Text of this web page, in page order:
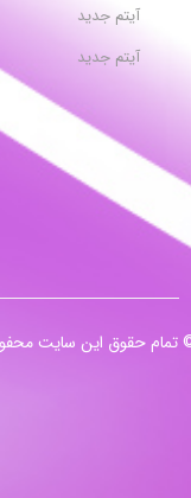
آیتم جدید
آیتم جدید
تمام حقوق این سایت